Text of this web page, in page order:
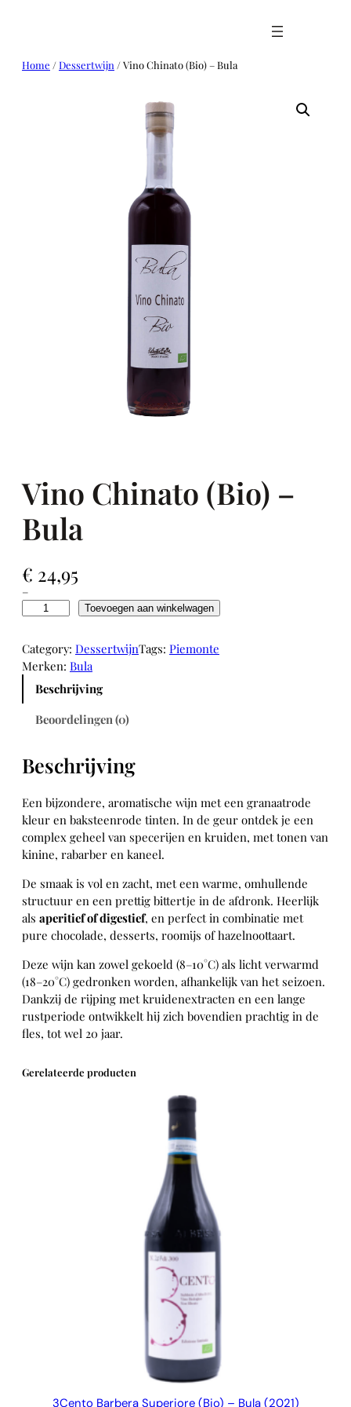
inhoud
Home / Dessertwijn / Vino Chinato (Bio) – Bula
Vino Chinato (Bio) –
Bula
€ 24,95
–
n
o
C
t
(
B
i
o
–
B
u
l
a
a
n
t
a
Toevoegen aan winkelwagen
Category: DessertwijnTags: Piemonte
Merken: Bula
Beschrijving
Beoordelingen (0)
Beschrijving
Een bijzondere, aromatische wijn met een granaatrode
kleur en baksteenrode tinten. In de geur ontdek je een
complex geheel van specerijen en kruiden, met tonen van
kinine, rabarber en kaneel.
De smaak is vol en zacht, met een warme, omhullende
structuur en een prettig bittertje in de afdronk. Heerlijk
als aperitief of digestief, en perfect in combinatie met
pure chocolade, desserts, roomijs of hazelnoottaart.
Deze wijn kan zowel gekoeld (8–10°C) als licht verwarmd
(18–20°C) gedronken worden, afhankelijk van het seizoen.
Dankzij de rijping met kruidenextracten en een lange
rustperiode ontwikkelt hij zich bovendien prachtig in de
fles, tot wel 20 jaar.
Gerelateerde producten
3Cento Barbera Superiore (Bio) – Bula (2021)